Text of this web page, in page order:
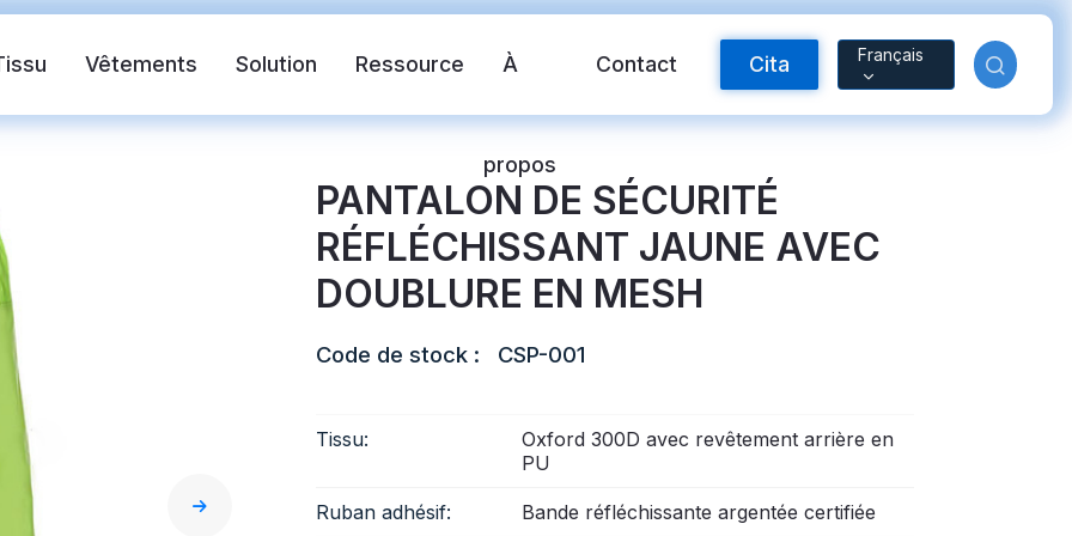
Vêtements Solution Ressource À
propos
Contact Cita Français
de transferencia de calor Tela reflectante arcoíris
PANTALON DE SÉCURITÉ
RÉFLÉCHISSANT JAUNE AVEC
DOUBLURE EN MESH
Code de stock : CSP-001
Tissu:
Oxford 300D avec revêtement arrière en
PU
Ruban adhésif: Bande réfléchissante argentée certifiée